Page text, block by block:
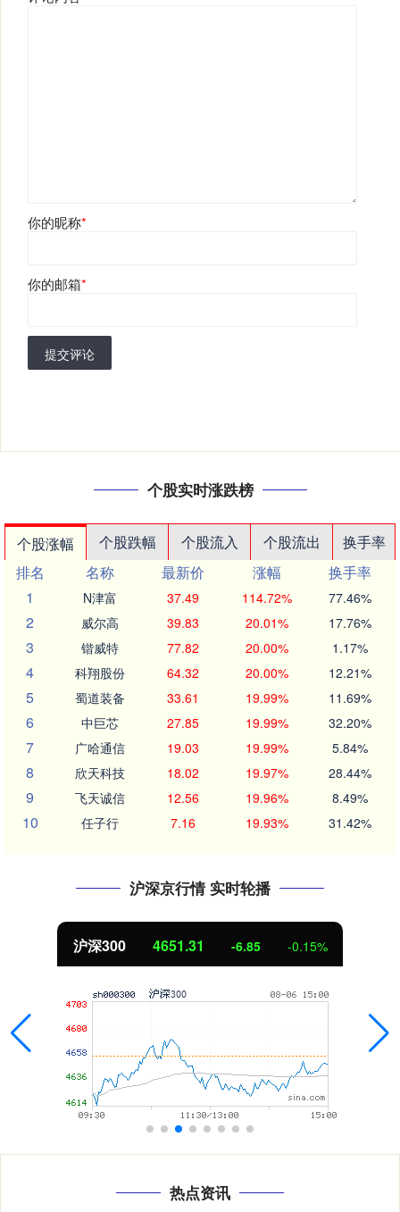
你的昵称*
你的邮箱*
提交评论
个股实时涨跌榜
个股涨幅 个股跌幅 个股流入 个股流出
换手率
排名
名称 最新价 涨幅
换手率
1
N津富 37.49 114.72% 77.46%
2 威尔高 39.83 20.01% 17.76%
3 锴威特 77.82 20.00% 1.17%
4 科翔股份 64.32 20.00% 12.21%
5 蜀道装备 33.61 19.99% 11.69%
6 中巨芯 27.85 19.99% 32.20%
7 广哈通信 19.03 19.99% 5.84%
8 欣天科技 18.02 19.97% 28.44%
9 飞天诚信 12.56 19.96% 8.49%
10 任子行 7.16 19.93% 31.42%
沪深京行情 实时轮播
沪深300 4651.31 -6.85 -0.15%
热点资讯